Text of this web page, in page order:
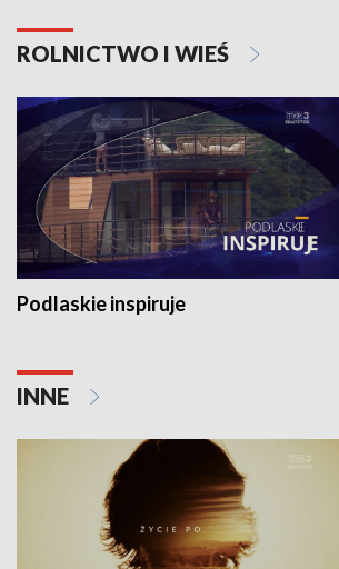
ROLNICTWO I WIEŚ
Podlaskie inspiruje
INNE